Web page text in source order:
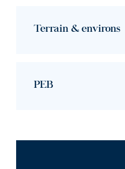
Terrain & environs
PEB